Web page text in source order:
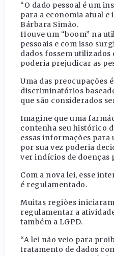
“O dado pessoal é um
para a economia atual e
Bárbara Simão.
Houve um “boom” na
pessoais e com isso
dados fossem utilizados
poderia prejudicar as
Uma das preocupações
discriminatórios
que são considerados
Imagine que uma
contenha seu histórico
essas informações para
por sua vez poderia
ver indícios de doenças
Com a nova lei, esse
é regulamentado.
Muitas regiões
regulamentar a
também a LGPD.
“A lei não veio para
tratamento de dados